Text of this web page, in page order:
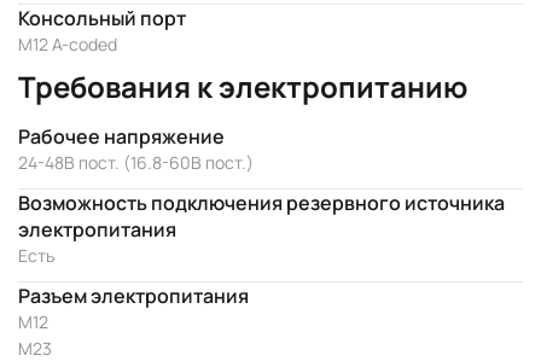
Консольный порт
M12 A-coded
Требования к электропитанию
Рабочее напряжение
24-48В пост. (16.8-60В пост.)
Возможность подключения резервного источника
электропитания
Есть
Разъем электропитания
M12
M23